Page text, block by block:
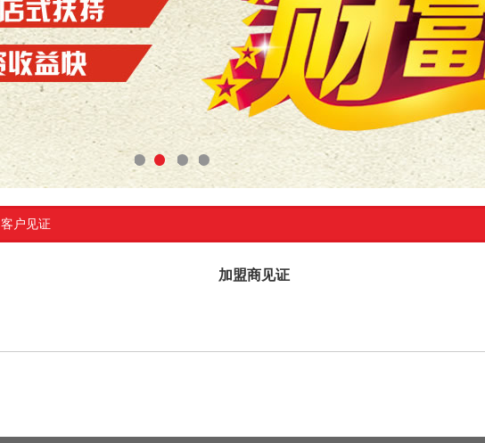
2 4
客户见证
加盟商见证